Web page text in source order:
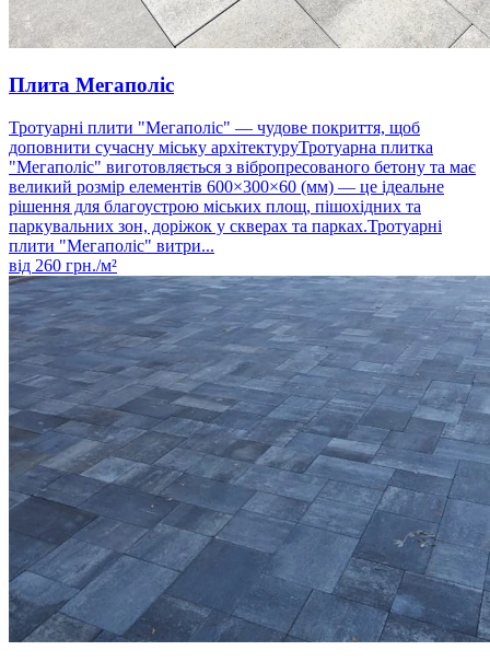
Плита Мегаполіс
Тротуарні плити "Мегаполіс" — чудове покриття, щоб
доповнити сучасну міську архітектуруТротуарна плитка
"Мегаполіс" виготовляється з вібропресованого бетону та має
великий розмір елементів 600×300×60 (мм) — це ідеальне
рішення для благоустрою міських площ, пішохідних та
паркувальних зон, доріжок у скверах та парках.Тротуарні
плити "Мегаполіс" витри...
від 260 грн./м²